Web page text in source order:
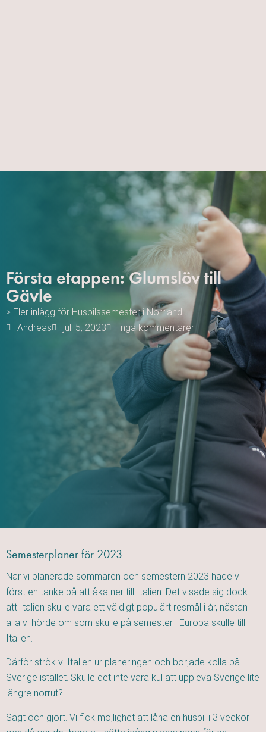
Första etappen: Glumslöv till
Gävle
> Fler inlägg för Husbilssemester i Norrland
Andreas
juli 5, 2023 Inga kommentarer
Semesterplaner för 2023
När vi planerade sommaren och semestern 2023 hade vi
först en tanke på att åka ner till Italien. Det visade sig dock
att Italien skulle vara ett väldigt populärt resmål i år, nästan
alla vi hörde om som skulle på semester i Europa skulle till
Italien.
Därför strök vi Italien ur planeringen och började kolla på
Sverige istället. Skulle det inte vara kul att uppleva Sverige lite
längre norrut?
Sagt och gjort. Vi fick möjlighet att låna en husbil i 3 veckor